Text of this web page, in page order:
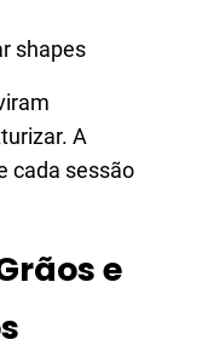
shapes
A
cada sessão
e